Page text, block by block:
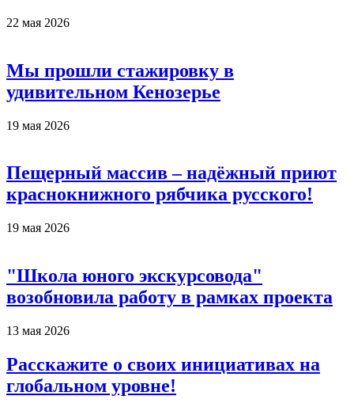
22 мая 2026
Мы прошли стажировку в
удивительном Кенозерье
19 мая 2026
Пещерный массив – надёжный приют
краснокнижного рябчика русского!
19 мая 2026
"Школа юного экскурсовода"
возобновила работу в рамках проекта
13 мая 2026
Расскажите о своих инициативах на
глобальном уровне!